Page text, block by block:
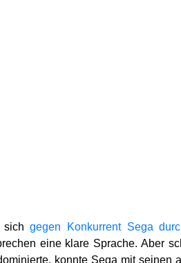
sichgegen Konkurrent Sega
eine klare Sprache. Aber
konnte Sega mit